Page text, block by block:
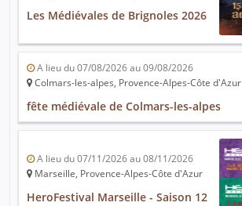
Les Médiévales de Brignoles 2026
A lieu du 07/08/2026 au 09/08/2026
Colmars-les-alpes, Provence-Alpes-Côte d'Azur
fête médiévale de Colmars-les-alpes
A lieu du 07/11/2026 au 08/11/2026
Marseille, Provence-Alpes-Côte d'Azur
HeroFestival Marseille - Saison 12